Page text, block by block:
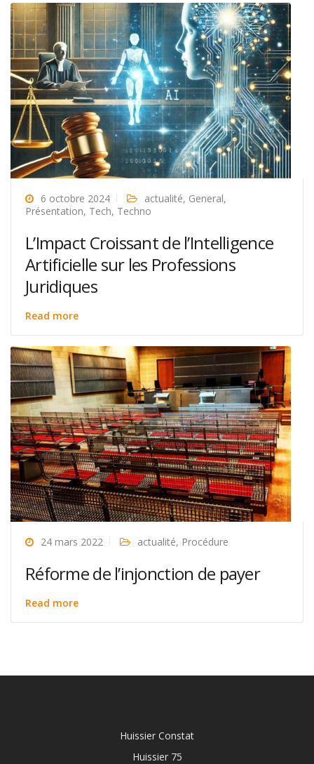
6 octobre 2024 actualité, General,
Présentation, Tech, Techno
L’Impact Croissant de l’Intelligence
Artificielle sur les Professions
Juridiques
Read more
24 mars 2022 actualité, Procédure
Réforme de l’injonction de payer
Read more
Huissier Constat
Huissier 75